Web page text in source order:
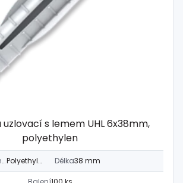
uzlovací s lemem UHL 6x38mm,
polyethylen
Materiál hmoždinky Polyethylen Délka38 mm